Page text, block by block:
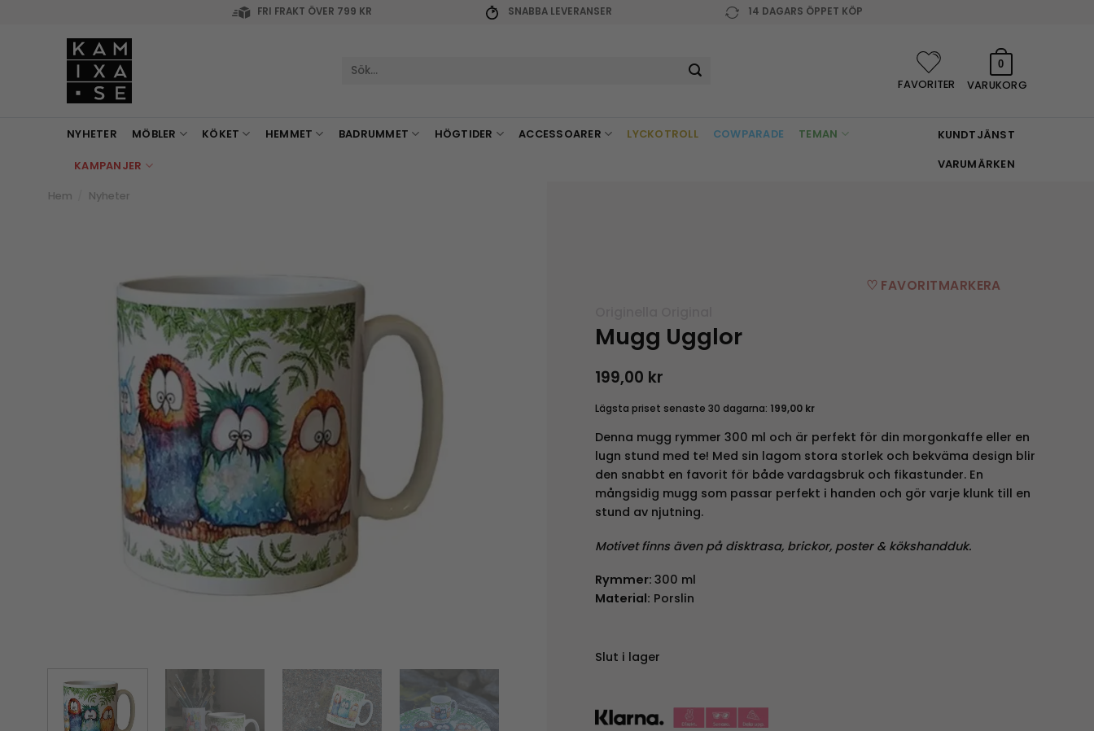
FRI FRAKT ÖVER 799 KR SNABBA LEVERANSER 14 DAGARS ÖPPET KÖP
Sök
FAVORITER VARUKORG
0
NYHETER MÖBLER KÖKET HEMMET BADRUMMET HÖGTIDER ACCESSOARER LYCKOTROLL COWPARADE TEMAN
KAMPANJER
KUNDTJÄNST
VARUMÄRKEN
Hem Nyheter
♡ FAVORITMARKERA
Mugg Ugglor
199,00 kr
Lägsta priset senaste 30 dagarna: 199,00 kr
Denna mugg rymmer 300 ml och är perfekt för din morgonkaffe eller en
lugn stund med te! Med sin lagom stora storlek och bekväma design blir
den snabbt en favorit för både vardagsbruk och fikastunder. En
mångsidig mugg som passar perfekt i handen och gör varje klunk till en
stund av njutning.
Motivet finns även på disktrasa, brickor, poster & kökshandduk.
Rymmer: 300 ml
Material: Porslin
Slut i lager